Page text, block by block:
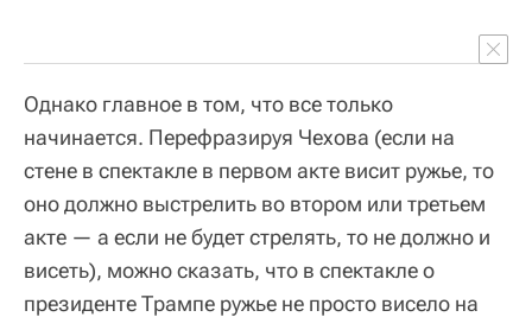
Однако главное в том, что все только
начинается. Перефразируя Чехова (если на
стене в спектакле в первом акте висит ружье, то
оно должно выстрелить во втором или третьем
акте — а если не будет стрелять, то не должно и
висеть), можно сказать, что в спектакле о
президенте Трампе ружье не просто висело на